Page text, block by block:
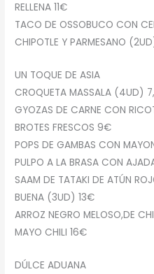
RELLENA 11€
TACO DE OSSOBUCO CON
CHIPOTLE Y PARMESANO
UN TOQUE DE ASIA
CROQUETA MASSALA (4UD)
GYOZAS DE CARNE CON
BROTES FRESCOS 9€
POPS DE GAMBAS CON
PULPO A LA BRASA CON
SAAM DE TATAKI DE ATÚN
BUENA (3UD) 13€
ARROZ NEGRO MELOSO,DE
MAYO CHILI 16€
DÚLCE ADUANA